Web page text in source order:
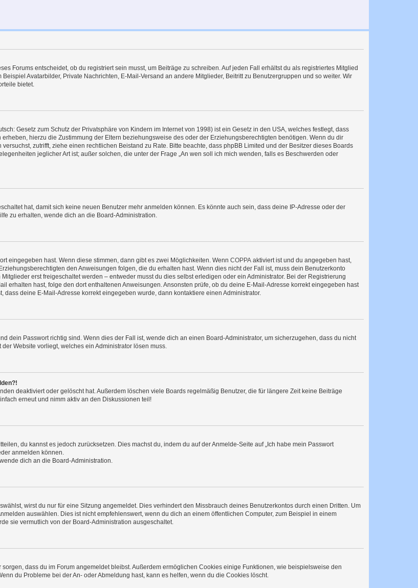
Forums entscheidet, ob du registriert sein musst, um Beiträge zu schreiben. Auf jeden Fall erhältst du als registriertes Mitglied
Avatarbilder, Private Nachrichten, E-Mail-Versand an andere Mitglieder, Beitritt zu Benutzergruppen und so weiter. Wir
bietet.
Gesetz zum Schutz der Privatsphäre von Kindern im Internet von 1998) ist ein Gesetz in den USA, welches festlegt, dass
hierzu die Zustimmung der Eltern beziehungsweise des oder der Erziehungsberechtigten benötigen. Wenn du dir
zutrifft, ziehe einen rechtlichen Beistand zu Rate. Bitte beachte, dass phpBB Limited und der Besitzer dieses Boards
jeglicher Art ist; außer solchen, die unter der Frage „An wen soll ich mich wenden, falls es Beschwerden oder
hat, damit sich keine neuen Benutzer mehr anmelden können. Es könnte auch sein, dass deine IP-Adresse oder der
zu erhalten, wende dich an die Board-Administration.
eingegeben hast. Wenn diese stimmen, dann gibt es zwei Möglichkeiten. Wenn COPPA aktiviert ist und du angegeben hast,
den Anweisungen folgen, die du erhalten hast. Wenn dies nicht der Fall ist, muss dein Benutzerkonto
erst freigeschaltet werden – entweder musst du dies selbst erledigen oder ein Administrator. Bei der Registrierung
erhalten hast, folge den dort enthaltenen Anweisungen. Ansonsten prüfe, ob du deine E-Mail-Adresse korrekt eingegeben hast
deine E-Mail-Adresse korrekt eingegeben wurde, dann kontaktiere einen Administrator.
dein Passwort richtig sind. Wenn dies der Fall ist, wende dich an einen Board-Administrator, um sicherzugehen, dass du nicht
Website vorliegt, welches ein Administrator lösen muss.
deaktiviert oder gelöscht hat. Außerdem löschen viele Boards regelmäßig Benutzer, die für längere Zeit keine Beiträge
erneut und nimm aktiv an den Diskussionen teil!
du kannst es jedoch zurücksetzen. Dies machst du, indem du auf der Anmelde-Seite auf „Ich habe mein Passwort
anmelden können.
dich an die Board-Administration.
wirst du nur für eine Sitzung angemeldet. Dies verhindert den Missbrauch deines Benutzerkontos durch einen Dritten. Um
auswählen. Dies ist nicht empfehlenswert, wenn du dich an einem öffentlichen Computer, zum Beispiel in einem
sie vermutlich von der Board-Administration ausgeschaltet.
dass du im Forum angemeldet bleibst. Außerdem ermöglichen Cookies einige Funktionen, wie beispielsweise den
du Probleme bei der An- oder Abmeldung hast, kann es helfen, wenn du die Cookies löscht.